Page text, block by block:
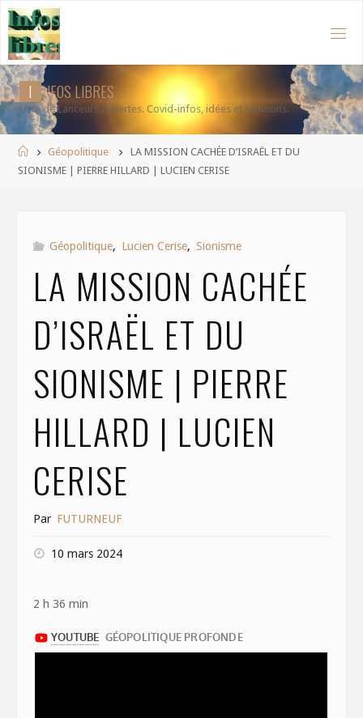
Aller
au
contenu
I NFOSLIBRES
Liste de Lanceurs d'alertes. Covid-infos, idées et solutions.
AccueilGéopolitique
LA MISSION CACHÉE D’ISRAËL ET DU
SIONISME | PIERRE HILLARD | LUCIEN CERISE
Géopolitique, Lucien Cerise, Sionisme
LA MISSION CACHÉE
D’ISRAËL ET DU
SIONISME | PIERRE
HILLARD | LUCIEN
CERISE
Par FUTURNEUF
10 mars 2024
2 h 36 min